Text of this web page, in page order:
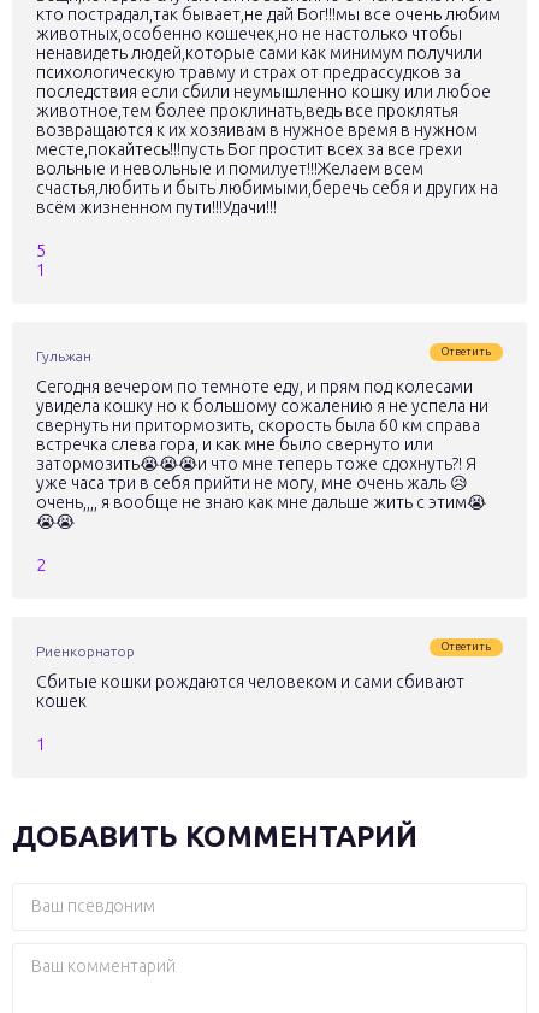
кто пострадал,так бывает,не дай Бог!!!мы все очень любим
животных,особенно кошечек,но не настолько чтобы
ненавидеть людей,которые сами как минимум получили
психологическую травму и страх от предрассудков за
последствия если сбили неумышленно кошку или любое
животное,тем более проклинать,ведь все проклятья
возвращаются к их хозяивам в нужное время в нужном
месте,покайтесь!!!пусть Бог простит всех за все грехи
вольные и невольные и помилует!!!Желаем всем
счастья,любить и быть любимыми,беречь себя и других на
всём жизненном пути!!!Удачи!!!
5
1
Гульжан Ответить
Сегодня вечером по темноте еду, и прям под колесами
увидела кошку но к большому сожалению я не успела ни
свернуть ни притормозить, скорость была 60 км справа
встречка слева гора, и как мне было свернуто или
затормозить😭😭😭и что мне теперь тоже сдохнуть?! Я
уже часа три в себя прийти не могу, мне очень жаль 😥
очень,,,, я вообще не знаю как мне дальше жить с этим😭
😭😭
2
Риенкорнатор Ответить
Сбитые кошки рождаются человеком и сами сбивают
кошек
1
ДОБАВИТЬ КОММЕНТАРИЙ